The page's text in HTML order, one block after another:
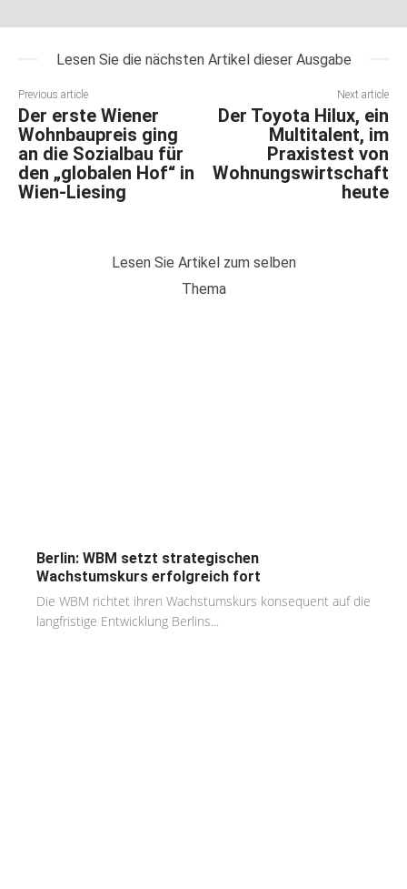
Lesen Sie die nächsten Artikel dieser Ausgabe
Previous article
Der erste Wiener
Wohnbaupreis ging
an die Sozialbau für
den „globalen Hof“ in
Wien-Liesing
Next article
Der Toyota Hilux, ein
Multitalent, im
Praxistest von
Wohnungswirtschaft
heute
Lesen Sie Artikel zum selben
Thema
Berlin: WBM setzt strategischen
Wachstumskurs erfolgreich fort
Die WBM richtet ihren Wachstumskurs konsequent auf die
langfristige Entwicklung Berlins...